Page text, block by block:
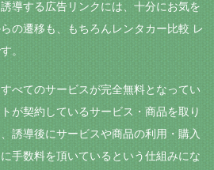
導する広告リンクには、十分にお気を
の遷移も、もちろんレンタカー比較 レ
。
べてのサービスが完全無料となってい
が契約しているサービス・商品を取り
誘導後にサービスや商品の利用・購入
手数料を頂いているという仕組みにな